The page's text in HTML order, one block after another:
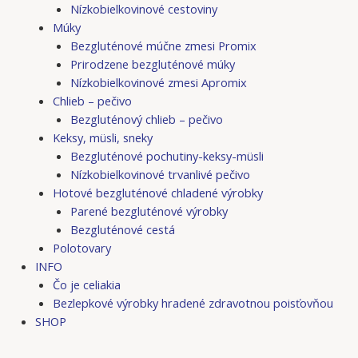
Nízkobielkovinové cestoviny
Múky
Bezgluténové múčne zmesi Promix
Prirodzene bezgluténové múky
Nízkobielkovinové zmesi Apromix
Chlieb – pečivo
Bezgluténový chlieb – pečivo
Keksy, müsli, sneky
Bezgluténové pochutiny-keksy-müsli
Nízkobielkovinové trvanlivé pečivo
Hotové bezgluténové chladené výrobky
Parené bezgluténové výrobky
Bezgluténové cestá
Polotovary
INFO
Čo je celiakia
Bezlepkové výrobky hradené zdravotnou poisťovňou
SHOP